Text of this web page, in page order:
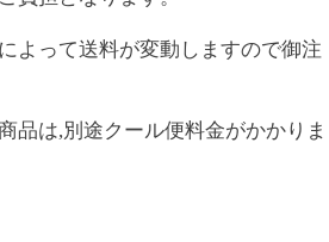
よって送料が変動しますので御注
品は,別途クール便料金がかかりま